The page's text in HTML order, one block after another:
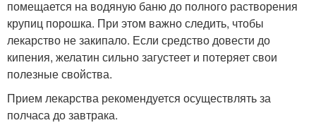
помещается на водяную баню до полного растворения
крупиц порошка. При этом важно следить, чтобы
лекарство не закипало. Если средство довести до
кипения, желатин сильно загустеет и потеряет свои
полезные свойства.
Прием лекарства рекомендуется осуществлять за
полчаса до завтрака.